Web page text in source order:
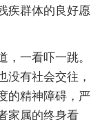
疾群体的良好愿
一看吓一跳。
没有社会交往，
的精神障碍，严
家属的终身看